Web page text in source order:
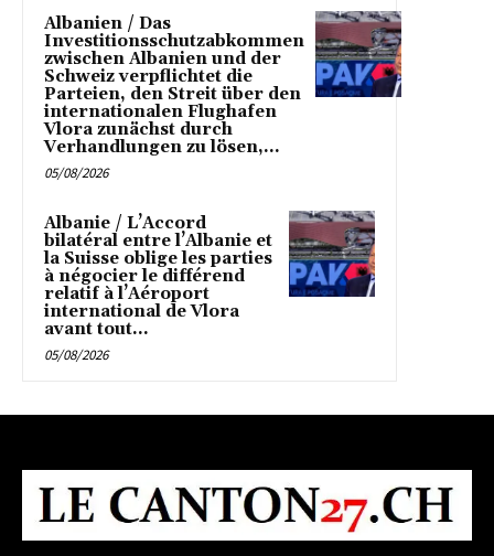
Albanien / Das
Investitionsschutzabkommen
zwischen Albanien und der
Schweiz verpflichtet die
Parteien, den Streit über den
internationalen Flughafen
Vlora zunächst durch
Verhandlungen zu lösen,...
05/08/2026
Albanie / L’Accord
bilatéral entre l’Albanie et
la Suisse oblige les parties
à négocier le différend
relatif à l’Aéroport
international de Vlora
avant tout...
05/08/2026